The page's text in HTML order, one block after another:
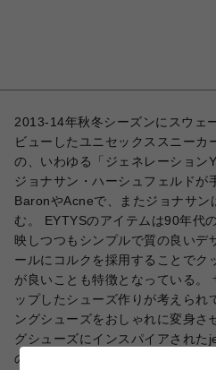
2013-14年秋冬シーズンにスウェ
ビューしたユニセックススニー
の、いわゆる「ジェネレーション
ジョナサン・ハーシュフェルド
BaronやAcneで、またジョナサン
む。 EYTYSのアイテムは90年代
映しつつもシンプルで質の良いデ
ールにコルクを採用することでク
が良いことも特徴となっている。
ップしたシューズ作りが考えられ
ングシューズをおしゃれに変身さ
グシューズにインスパイアされ
のスニーカーづくりの考え方から